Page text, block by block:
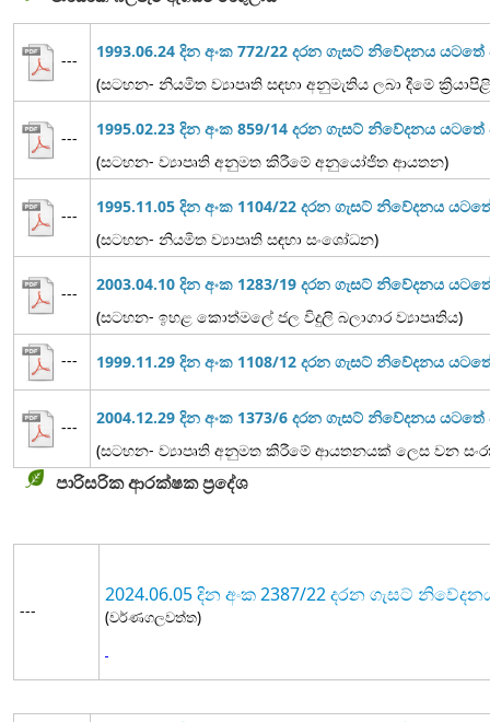
---
1993.06.24 දින අංක 772/22 දරන ගැසට් නිවේදනය
(සටහන- නියමිත ව්‍යාපෘති සඳහා අනුමැතිය ලබා දීමේ
---
1995.02.23 දින අංක 859/14 දරන ගැසට් නිවේදනය
(සටහන- ව්‍යාපෘති අනුමත කිරීමේ අනුයෝජිත ආයතන)
---
1995.11.05 දින අංක 1104/22 දරන ගැසට් නිවේදනය
(සටහන- නියමිත ව්‍යාපෘති සඳහා සංශෝධන)
---
2003.04.10 දින අංක 1283/19 දරන ගැසට් නිවේදනය
(සටහන- ඉහළ කොත්මලේ ජල විදුලි බලාගාර ව්‍යාපෘතිය)
--- 1999.11.29 දින අංක 1108/12 දරන ගැසට් නිවේදනය
---
2004.12.29 දින අංක 1373/6 දරන ගැසට් නිවේදනය
(සටහන- ව්‍යාපෘති අනුමත කිරීමේ ආයතනයක් ලෙස වන
පාරිසරික ආරක්ෂක ප්‍රදේශ
---
2024.06.05 දින අංක 2387/22 දරන ගැසට්
(වර්ණගලවත්ත)